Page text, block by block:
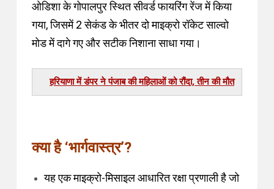
ओडिशा के गोपालपुर स्थित सीवर्ड फायरिंग रेंज में किया
गया, जिसमें 2 सेकंड के भीतर दो माइक्रो रॉकेट साल्वो
मोड में दागे गए और सटीक निशाना साधा गया।
हरियाणा में डंपर ने पंजाब की महिलाओं को रौंदा, तीन की मौत
क्या है ‘भार्गवास्त्र’?
यह एक माइक्रो-मिसाइल आधारित रक्षा प्रणाली है जो